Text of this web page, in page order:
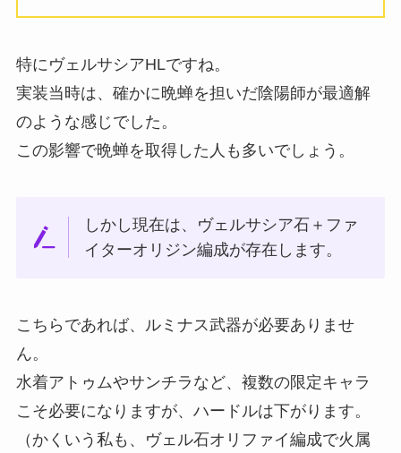
特にヴェルサシアHLですね。
実装当時は、確かに晩蝉を担いだ陰陽師が最適解
のような感じでした。
この影響で晩蝉を取得した人も多いでしょう。
しかし現在は、ヴェルサシア石＋ファ
イターオリジン編成が存在します。
こちらであれば、ルミナス武器が必要ありませ
ん。
水着アトゥムやサンチラなど、複数の限定キャラ
こそ必要になりますが、ハードルは下がります。
（かくいう私も、ヴェル石オリファイ編成で火属